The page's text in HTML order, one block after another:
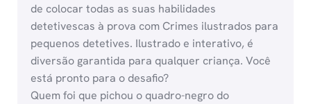
de colocar todas as suas habilidades
detetivescas à prova com Crimes ilustrados para
pequenos detetives. Ilustrado e interativo, é
diversão garantida para qualquer criança. Você
está pronto para o desafio?
Quem foi que pichou o quadro-negro do